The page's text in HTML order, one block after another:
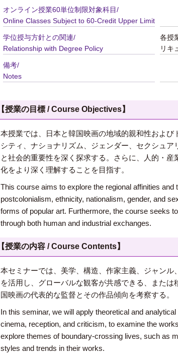
オンライン授業60単位制限対象科目/
Online Classes Subject to 60-Credit Upper Limit
学位授与方針との関連/
Relationship with Degree Policy
各授
リキ
備考/
Notes
【授業の目標 / Course Objectives】
本授業では、日本と韓国映画の地域的親和性およ
シティ、ナショナリズム、ジェンダー、セクシュ
と社会的重要性を深く探求する。さらに、人的・
化をより深く理解することを目指す。
This course aims to explore the regional affinities
postcolonialism, ethnicity, nationalism, gender, and
forms of popular art. Furthermore, the course seeks
through both human and industrial exchanges.
【授業の内容 / Course Contents】
本セミナーでは、美学、構造、作家主義、ジャン
を活用し、グローバルな観客が共感できる、また
国映画の代表的な監督とその作品傾向を考察する。
In this seminar, we will apply theoretical and
cinema, reception, and criticism, to examine the
explore themes of boundary-crossing lives, such as
styles and trends in their works.